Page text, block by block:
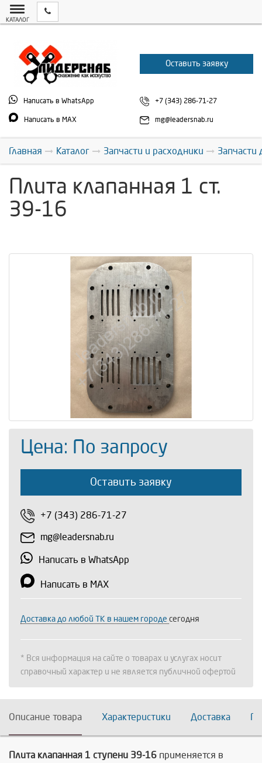
КАТАЛОГ
Оставить заявку
Написать в WhatsApp
Написать в MAX
+7 (343) 286-71-27
mg@leadersnab.ru
Главная Каталог Запчасти и расходники Запчасти
Плита клапанная 1 ст.
39-16
Цена: По запросу
Оставить заявку
+7 (343) 286-71-27
mg@leadersnab.ru
Написать в WhatsApp
Написать в MAX
Доставка до любой ТК в нашем городе сегодня
* Вся информация на сайте о товарах и услугах носит
справочный характер и не является публичной офертой
Описание товара Характеристики Доставка
Плита клапанная 1 ступени 39-16 применяется в